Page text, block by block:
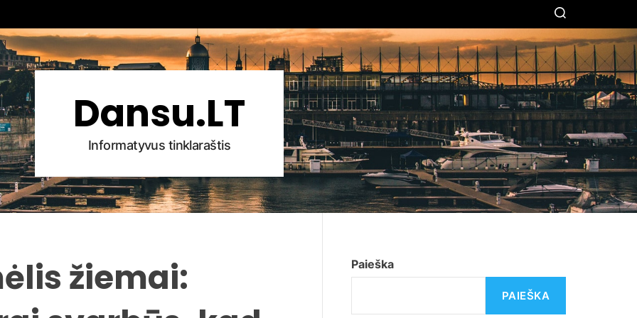
S
E
A
R
C
H
Dansu.LT
Informatyvus tinklaraštis
žiemai:
Paieška
PAIEŠKA